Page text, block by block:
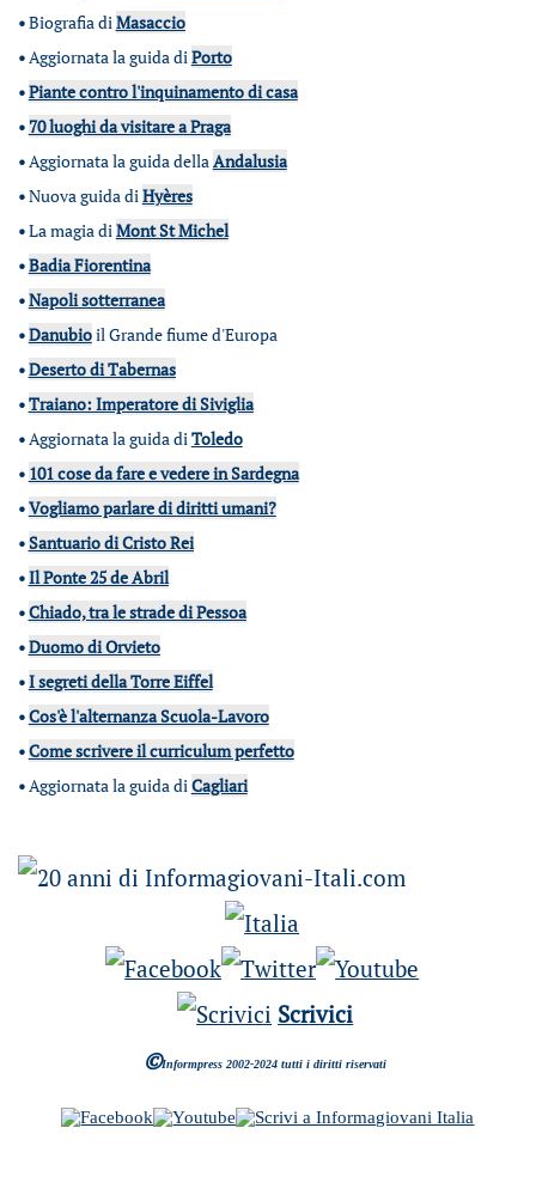
•Biografia diMasaccio
•Aggiornata la guida diPorto
•Piante contro l'inquinamento di casa
• 70 luoghi da visitare a Praga
•Aggiornata la guida dellaAndalusia
•Nuova guida diHyères
•La magia diMont St Michel
•Badia Fiorentina
•Napoli sotterranea
•Danubioil Grande fiume d'Europa
•Deserto di Tabernas
•Traiano: Imperatore di Siviglia
•Aggiornata la guida diToledo
• 101 cose da fare e vedere in Sardegna
•Vogliamo parlare di diritti umani?
•Santuario di Cristo Rei
•Il Ponte 25 de Abril
•Chiado, tra le strade di Pessoa
•Duomo di Orvieto
•I segreti della Torre Eiffel
•Cos'è l'alternanza Scuola-Lavoro
•Come scrivere il curriculum perfetto
•Aggiornata la guida diCagliari
Scrivici
©Informpress 2002-2024 tutti i diritti riservati